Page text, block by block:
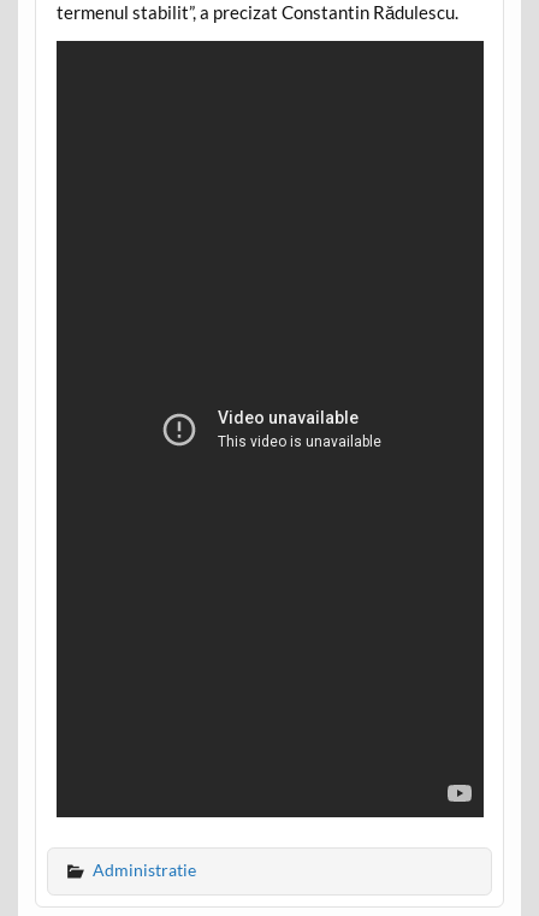
termenul stabilit”, a precizat Constantin Rădulescu.
Administratie